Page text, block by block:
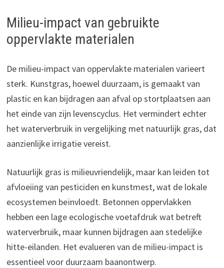
Milieu-impact van gebruikte
oppervlakte materialen
De milieu-impact van oppervlakte materialen varieert
sterk. Kunstgras, hoewel duurzaam, is gemaakt van
plastic en kan bijdragen aan afval op stortplaatsen aan
het einde van zijn levenscyclus. Het vermindert echter
het waterverbruik in vergelijking met natuurlijk gras, dat
aanzienlijke irrigatie vereist.
Natuurlijk gras is milieuvriendelijk, maar kan leiden tot
afvloeiing van pesticiden en kunstmest, wat de lokale
ecosystemen beïnvloedt. Betonnen oppervlakken
hebben een lage ecologische voetafdruk wat betreft
waterverbruik, maar kunnen bijdragen aan stedelijke
hitte-eilanden. Het evalueren van de milieu-impact is
essentieel voor duurzaam baanontwerp.